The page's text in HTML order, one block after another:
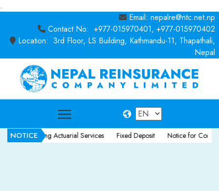
.
Email: nepalre@ntc.net.np
Contact No: +977-015970401, +977-015970402
Location: 3rd Floor, LS Building, Kathmandu-11, Thapathali,
Nepal
NOTICE
Consulting Actuarial Services Fixed Deposit Notice for